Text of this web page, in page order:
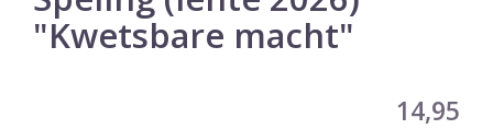
"Kwetsbare macht"
14,95